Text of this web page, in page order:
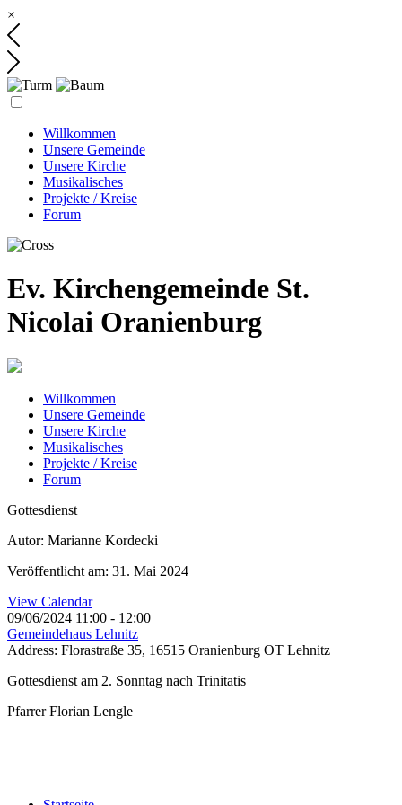
×
Willkommen
Unsere Gemeinde
Unsere Kirche
Musikalisches
Projekte / Kreise
Forum
Ev. Kirchengemeinde St.
Nicolai Oranienburg
Willkommen
Unsere Gemeinde
Unsere Kirche
Musikalisches
Projekte / Kreise
Forum
Gottesdienst
Autor: Marianne Kordecki
Veröffentlicht am: 31. Mai 2024
View Calendar
09/06/2024 11:00 - 12:00
Gemeindehaus Lehnitz
Address: Florastraße 35, 16515 Oranienburg OT Lehnitz
Gottesdienst am 2. Sonntag nach Trinitatis
Pfarrer Florian Lengle